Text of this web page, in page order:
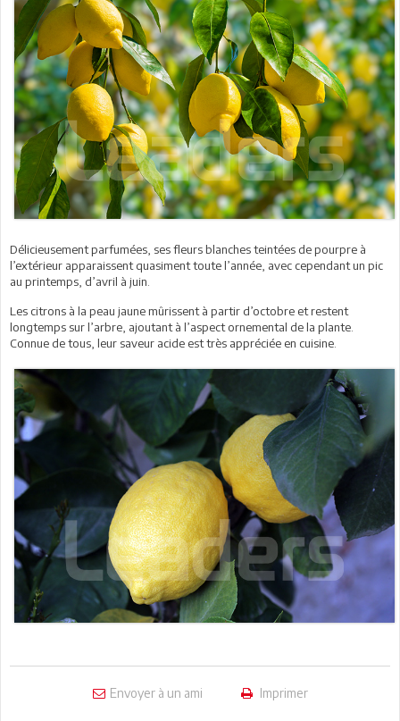
Délicieusement parfumées, ses fleurs blanches teintées de pourpre à
l’extérieur apparaissent quasiment toute l’année, avec cependant un pic
au printemps, d’avril à juin.
Les citrons à la peau jaune mûrissent à partir d’octobre et restent
longtemps sur l’arbre, ajoutant à l’aspect ornemental de la plante.
Connue de tous, leur saveur acide est très appréciée en cuisine.
Envoyer à un ami Imprimer